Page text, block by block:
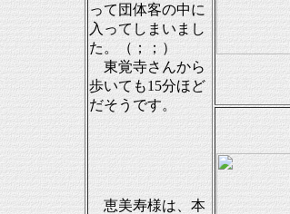
って団体客の中に
入ってしまいまし
た。（；；）
東覚寺さんから
歩いても15分ほど
だそうです。
恵美寿様は、本